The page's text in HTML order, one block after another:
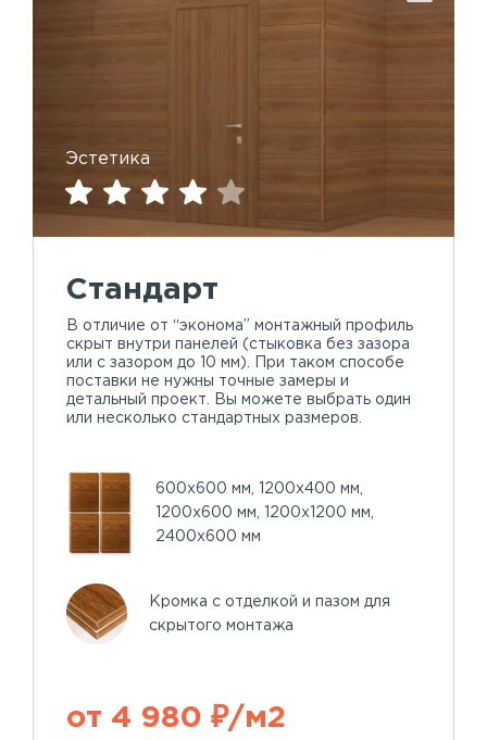
Эстетика
Стандарт
В отличие от “эконома” монтажный профиль
скрыт внутри панелей (стыковка без зазора
или с зазором до 10 мм). При таком способе
поставки не нужны точные замеры и
детальный проект. Вы можете выбрать один
или несколько стандартных размеров.
600х600 мм, 1200х400 мм,
1200х600 мм, 1200х1200 мм,
2400х600 мм
Кромка с отделкой и пазом для
скрытого монтажа
от 4 980 ₽/м2